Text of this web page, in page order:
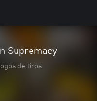
Supremacy
de tiros